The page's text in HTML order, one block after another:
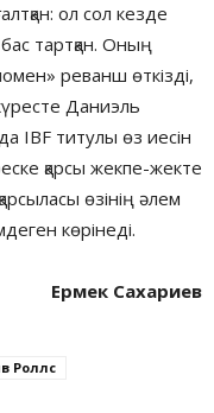
ол сол кезде
тартқан. Оның
реванш өткізді,
Даниэль
IBF титулы өз иесін
қарсы жекпе-жекте
өзінің әлем
көрінеді.
Ермек Сахариев
Роллс